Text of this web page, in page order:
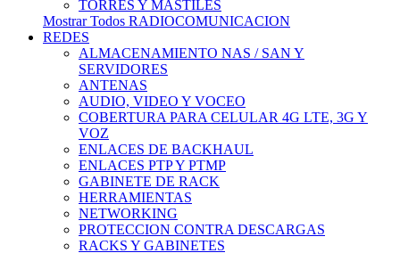
TORRES Y MASTILES
Mostrar Todos RADIOCOMUNICACION
REDES
ALMACENAMIENTO NAS / SAN Y
SERVIDORES
ANTENAS
AUDIO, VIDEO Y VOCEO
COBERTURA PARA CELULAR 4G LTE, 3G Y
VOZ
ENLACES DE BACKHAUL
ENLACES PTP Y PTMP
GABINETE DE RACK
HERRAMIENTAS
NETWORKING
PROTECCION CONTRA DESCARGAS
RACKS Y GABINETES